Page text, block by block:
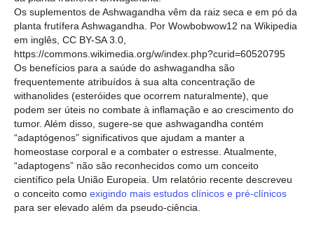
Os suplementos de Ashwagandha vêm da raiz seca e em pó da
planta frutífera Ashwagandha. Por Wowbobwow12 na Wikipedia
em inglês, CC BY-SA 3.0,
https://commons.wikimedia.org/w/index.php?curid=60520795
Os benefícios para a saúde do ashwagandha são
frequentemente atribuídos à sua alta concentração de
withanolides (esteróides que ocorrem naturalmente), que
podem ser úteis no combate à inflamação e ao crescimento do
tumor. Além disso, sugere-se que ashwagandha contém
“adaptógenos” significativos que ajudam a manter a
homeostase corporal e a combater o estresse. Atualmente,
“adaptogens” não são reconhecidos como um conceito
científico pela União Europeia. Um relatório recente descreveu
o conceito como exigindo mais estudos clínicos e pré-clínicos
para ser elevado além da pseudo-ciência.